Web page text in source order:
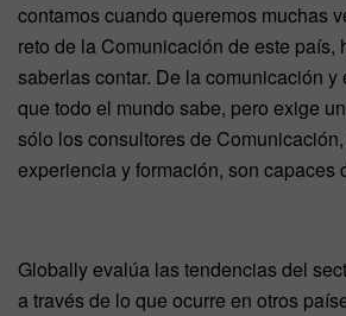
contamos cuando queremos muchas
reto de la Comunicación de este país,
saberlas contar. De la comunicación y
que todo el mundo sabe, pero exige
sólo los consultores de
experiencia y formación, son capaces
Globally evalúa las tendencias del
a través de lo que ocurre en otros